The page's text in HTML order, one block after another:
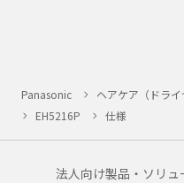
Panasonic ヘアケア（ドライ
EH5216P
仕様
法人向け製品・ソリュ